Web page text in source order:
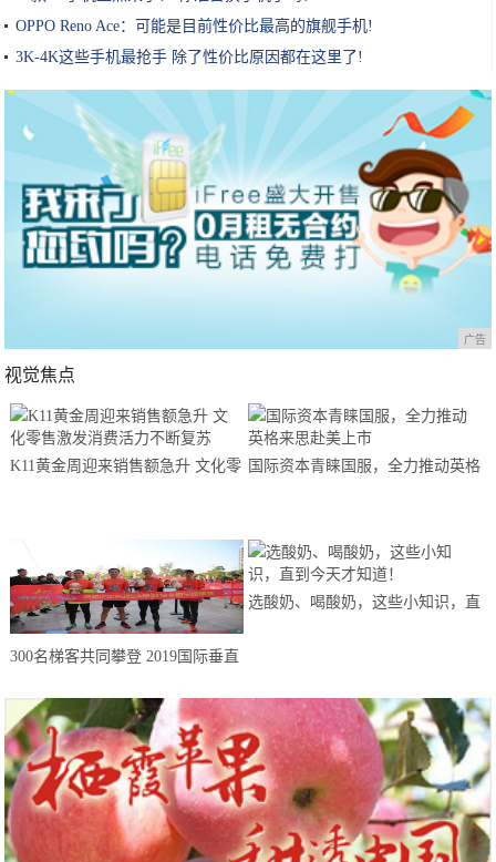
OPPO Reno Ace：可能是目前性价比最高的旗舰手机!
3K-4K这些手机最抢手 除了性价比原因都在这里了!
广告
视觉焦点
K11黄金周迎来销售额急升 文化零
国际资本青睐国服，全力推动英格
300名梯客共同攀登 2019国际垂直
站欢乐开跑
选酸奶、喝酸奶，这些小知识，直